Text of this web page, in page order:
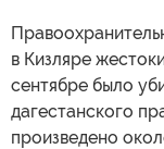
в Кизляре
сентябре было
дагестанского
произведено